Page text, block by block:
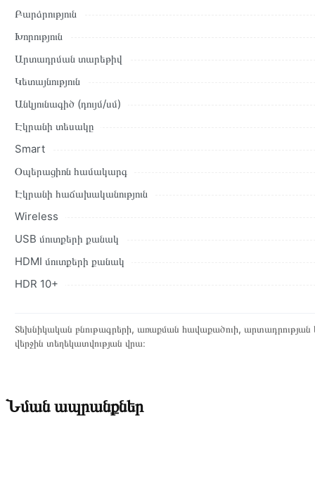
վերադարձը կատարվում է 14 օրվա ընթացքում:
Բարձրություն
Խորություն
Արտադրման տարեթիվ
Կետայնություն
Անկյունագիծ (դույմ/սմ)
Էկրանի տեսակը
Smart
Օպերացիոն համակարգ
Էկրանի հաճախականություն
Wireless
USB մուտքերի քանակ
HDMI մուտքերի քանակ
HDR 10+
Տեխնիկական բնութագրերի, առաքման հավաքածուի,
վերջին տեղեկատվության վրա։
Նման ապրանքներ